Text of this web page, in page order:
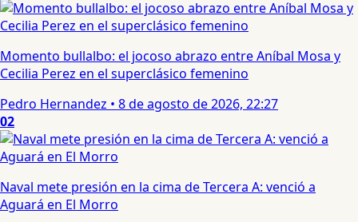
Momento bullalbo: el jocoso abrazo entre Aníbal Mosa y
Cecilia Perez en el superclásico femenino
Pedro Hernandez • 8 de agosto de 2026, 22:27
02
Naval mete presión en la cima de Tercera A: venció a
Aguará en El Morro